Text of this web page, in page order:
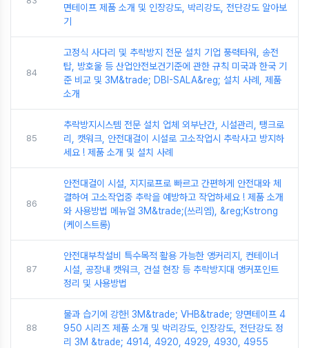
면테이프 제품 소개 및 인장강도, 박리강도, 전단강도 알아보
기
84
고정식 사다리 및 추락방지 전문 설치 기업 풍력타워, 송전
탑, 방호울 등 산업안전보건기준에 관한 규칙 미국과 한국 기
준 비교 및 3M&trade; DBI-SALA&reg; 설치 사례, 제품
소개
85
추락방지시스템 전문 설치 업체 외부난간, 시설관리, 탱크로
리, 캣워크, 안전대걸이 시설로 고소작업시 추락사고 방지하
세요 ! 제품 소개 및 설치 사례
86
안전대걸이 시설, 지지로프로 빠르고 간편하게 안전대와 체
결하여 고소작업중 추락을 예방하고 작업하세요 ! 제품 소개
와 사용방법 메뉴얼 3M&trade;(쓰리엠), &reg;Kstrong
(케이스트롱)
87
안전대부착설비 특수목적 활용 가능한 앵커리지, 컨테이너
시설, 공장내 캣워크, 건설 현장 등 추락방지대 앵커포인트
정리 및 사용방법
88
물과 습기에 강한! 3M&trade; VHB&trade; 양면테이프 4
950 시리즈 제품 소개 및 박리강도, 인장강도, 전단강도 정
리 3M &trade; 4914, 4920, 4929, 4930, 4955